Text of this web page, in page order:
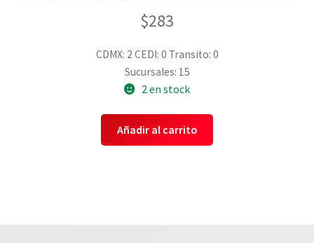
$283
CDMX: 2 CEDI: 0 Transito: 0
Sucursales: 15
2 en stock
Añadir al carrito